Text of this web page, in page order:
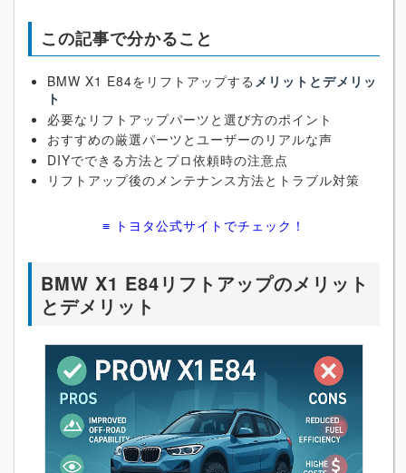
この記事で分かること
BMW X1 E84をリフトアップする メリットとデメリッ
ト
必要なリフトアップパーツと選び方のポイント
おすすめの厳選パーツとユーザーのリアルな声
DIYでできる方法とプロ依頼時の注意点
リフトアップ後のメンテナンス方法とトラブル対策
≡ トヨタ公式サイトでチェック！
BMW X1 E84リフトアップのメリット
とデメリット